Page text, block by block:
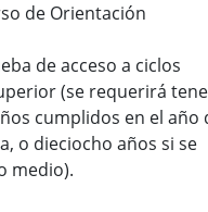
de Orientación
de acceso a ciclos
(se requerirá
cumplidos en el año
o dieciocho años si se
medio).